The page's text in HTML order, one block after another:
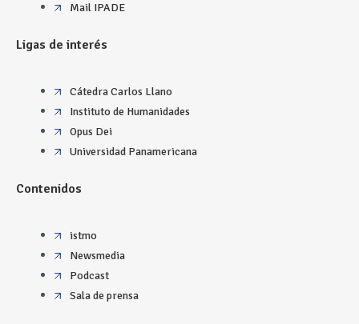
Mail IPADE
Ligas de interés
Cátedra Carlos Llano
Instituto de Humanidades
Opus Dei
Universidad Panamericana
Contenidos
istmo
Newsmedia
Podcast
Sala de prensa